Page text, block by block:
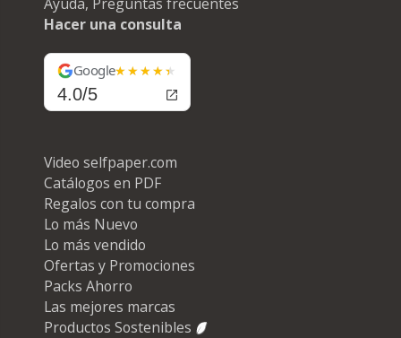
Hacer una consulta
Google
4.0/5
Video selfpaper.com
Catálogos en PDF
Regalos con tu compra
Lo más Nuevo
Lo más vendido
Ofertas y Promociones
Packs Ahorro
Las mejores marcas
Productos Sostenibles